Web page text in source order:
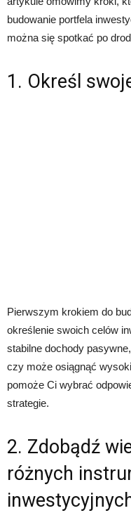
budowanie portfela
można się spotkać po
1. Określ
Pierwszym krokiem do
określenie swoich celów
stabilne dochody
czy może osiągnąć
pomoże Ci wybrać
strategie.
2. Zdobądź
różnych